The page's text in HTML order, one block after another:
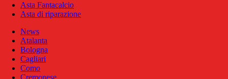
Asta Fantacalcio
Asta di riparazione
News
Atalanta
Bologna
Cagliari
Como
Cremonese